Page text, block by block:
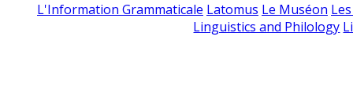
L'Information Grammaticale Latomus Le Muséon
Linguistics and Philology